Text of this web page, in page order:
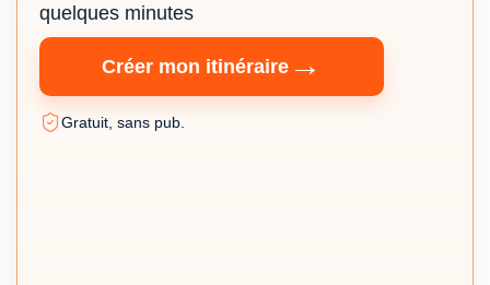
quelques minutes
Créer mon itinéraire →
Gratuit, sans pub.